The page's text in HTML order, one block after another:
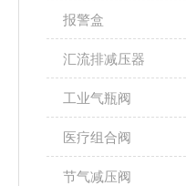
报警盒
汇流排减压器
工业气瓶阀
医疗组合阀
节气减压阀